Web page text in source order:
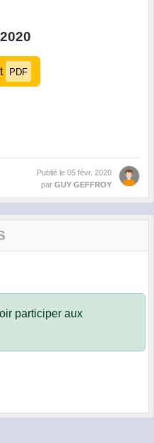
PDF
Publié le 05 févr. 2020
par GUY GEFFROY
participer aux